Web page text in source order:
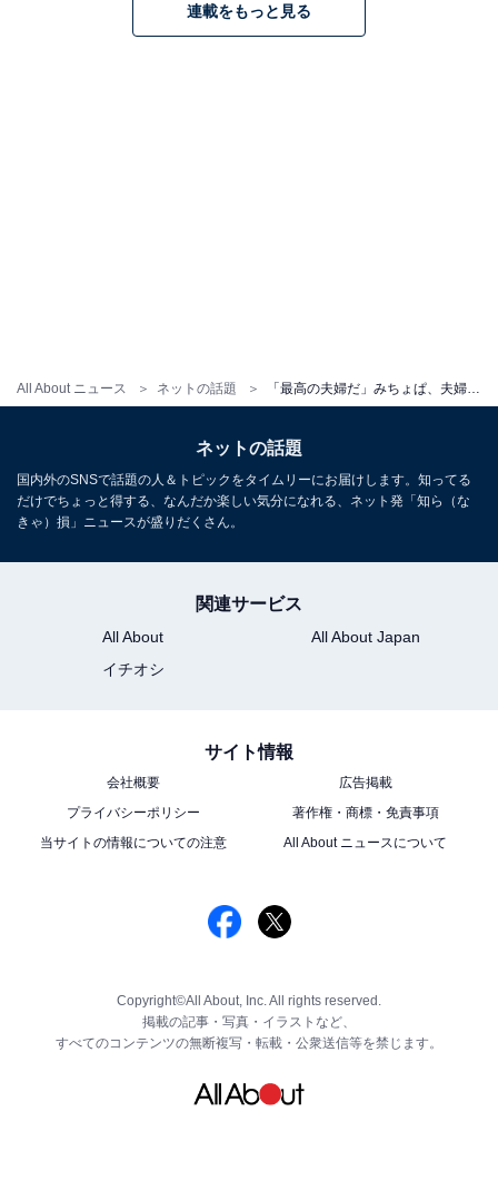
All About ニュース ネットの話題
連載をもっと見る
ネットの話題
国内外のSNSで話題の人＆トピックをタイムリーにお届けします。知ってる
だけでちょっと得する、なんだか楽しい気分になれる、ネット発「知ら（な
きゃ）損」ニュースが盛りだくさん。
関連サービス
All About
All About Japan
イチオシ
サイト情報
会社概要
広告掲載
プライバシーポリシー
著作権・商標・免責事項
当サイトの情報についての注意
All About ニュースについて
Copyright©All About, Inc. All rights reserved.
掲載の記事・写真・イラストなど、
すべてのコンテンツの無断複写・転載・公衆送信等を禁じます。